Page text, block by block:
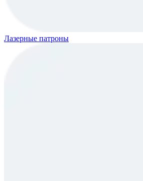
Лазерные патроны